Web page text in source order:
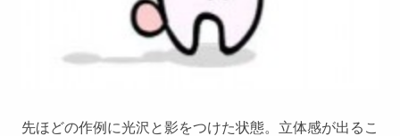
先ほどの作例に光沢と影をつけた状態。立体感が出るこ